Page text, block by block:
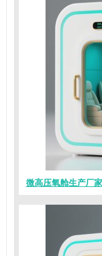
微高压氧舱生产厂